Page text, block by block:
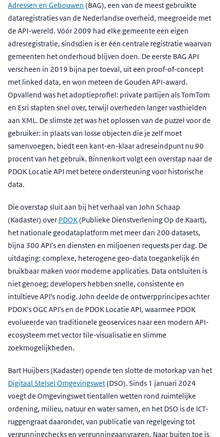
Adressen en Gebouwen (BAG), een van de meest gebruikte
dataregistraties van de Nederlandse overheid, meegroeide met
de API-wereld. Vóór 2009 had elke gemeente een eigen
adresregistratie, sindsdien is er één centrale registratie waarvan
gemeenten het onderhoud blijven doen. De eerste BAG API
verscheen in 2019 bijna per toeval, uit een proof-of-concept
met linked data, en won meteen de Gouden API-award.
Opvallend was het adoptieprofiel: private partijen als TomTom
en Esri stapten snel over, terwijl overheden langer vasthielden
aan XML. De slimste zet was het oplossen van de puzzel voor de
gebruiker: in plaats van losse objecten die je zelf moet
samenvoegen, biedt een kant-en-klaar adreseindpunt nu 90
procent van het gebruik. Binnenkort volgt een overstap naar de
PDOK Locatie API met betere ondersteuning voor historische
data.
Die overstap sluit aan bij het verhaal van John Schaap
(Kadaster) over PDOK(Publieke Dienstverlening Op de Kaart),
het nationale geodataplatform met meer dan 200 datasets,
bijna 300 API's en diensten en miljoenen requests per dag. De
uitdaging: complexe, heterogene geo-data toegankelijk én
bruikbaar maken voor moderne applicaties. Data ontsluiten is
niet genoeg; developers hebben snelle, consistente en
intuïtieve API's nodig. John deelde de ontwerpprincipes achter
PDOK's OGC API's en de PDOK Locatie API, waarmee PDOK
evolueerde van traditionele geoservices naar een modern API-
ecosysteem met vector tile-visualisatie en slimme
zoekmogelijkheden.
Bart Huijbers (Kadaster) opende ten slotte de motorkap van het
Digitaal Stelsel Omgevingswet(DSO). Sinds 1 januari 2024
voegt de Omgevingswet tientallen wetten rond ruimtelijke
ordening, milieu, natuur en water samen, en het DSO is de ICT-
ruggengraat daaronder, van publicatie van regelgeving tot
vergunningchecks en vergunningaanvragen. Naar buiten toe is